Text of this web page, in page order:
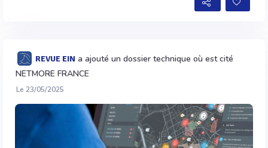
REVUE EIN a ajouté un dossier technique où est cité
NETMORE FRANCE
Le 23/05/2025